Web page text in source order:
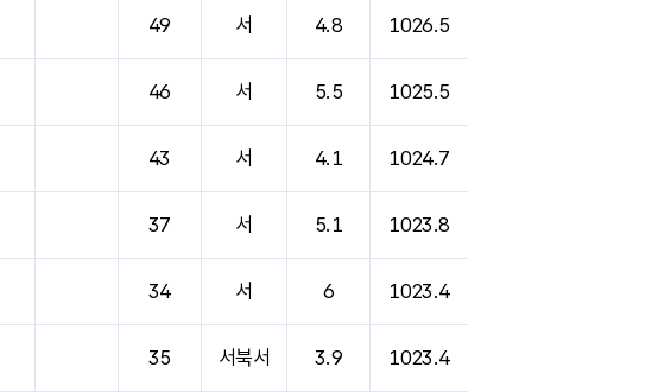
49 서 4.8 1026.5
46 서 5.5 1025.5
43 서 4.1 1024.7
37 서 5.1 1023.8
34 서 6 1023.4
35 서북서 3.9 1023.4